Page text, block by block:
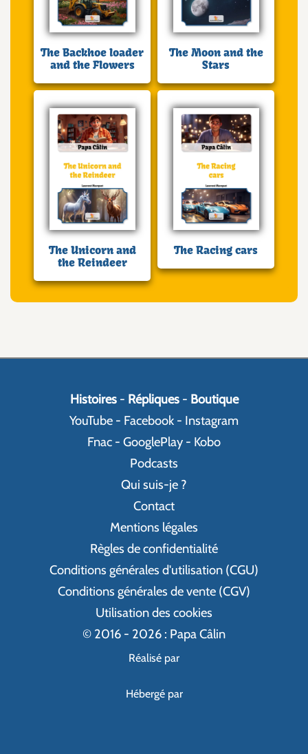
The Backhoe loader
and the Flowers
The Moon and the
Stars
The Unicorn and
the Reindeer
The Racing cars
Histoires- Répliques- Boutique
YouTube - Facebook - Instagram
Fnac - GooglePlay - Kobo
Podcasts
Qui suis-je ?
Contact
Mentions légales
Règles de confidentialité
Conditions générales d'utilisation (CGU)
Conditions générales de vente (CGV)
Utilisation des cookies
© 2016 - 2026 : Papa Câlin
Réalisé par
Hébergé par